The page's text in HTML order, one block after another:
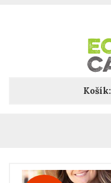
Košík: